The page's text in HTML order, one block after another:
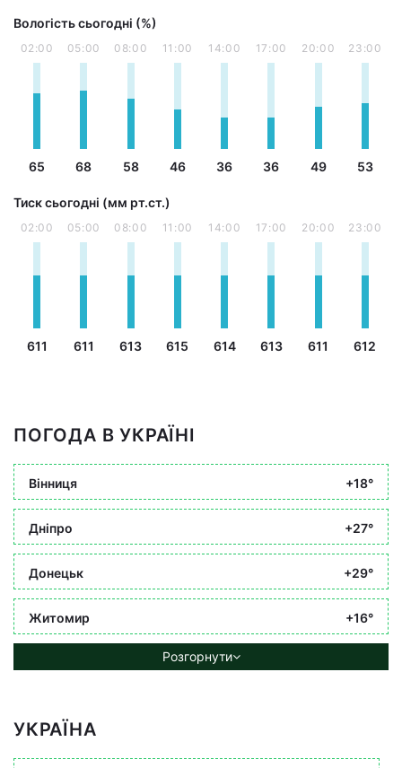
Вологість сьогодні (%)
02:00
65
05:00
68
08:00
58
11:00
46
14:00
36
17:00
36
20:00
49
23:00
53
Тиск сьогодні (мм рт.ст.)
02:00
611
05:00
611
08:00
613
11:00
615
14:00
614
17:00
613
20:00
611
23:00
612
ПОГОДА В УКРАЇНІ
Вінниця +18°
Дніпро +27°
Донецьк +29°
Житомир +16°
Розгорнути
УКРАЇНА